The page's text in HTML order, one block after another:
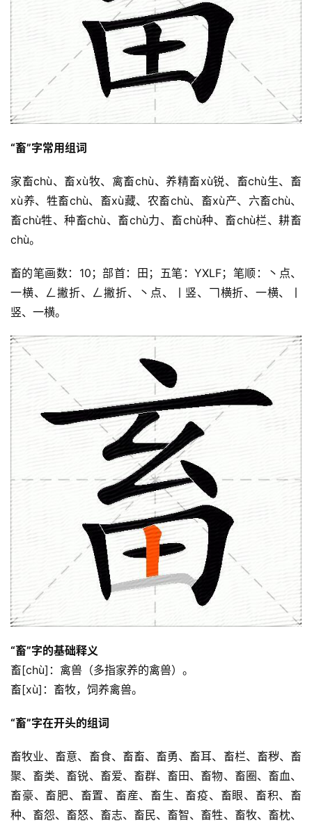
“畜”字常用组词
家畜chù、畜xù牧、禽畜chù、养精畜xù锐、畜chù生、畜
xù养、牲畜chù、畜xù藏、农畜chù、畜xù产、六畜chù、
畜chù牲、种畜chù、畜chù力、畜chù种、畜chù栏、耕畜
chù。
畜的笔画数：10；部首：田；五笔：YXLF；笔顺：丶点、
一横、ㄥ撇折、ㄥ撇折、丶点、丨竖、𠃍横折、一横、丨
竖、一横。
“畜”字的基础释义
畜[chù]：禽兽（多指家养的禽兽）。
畜[xù]：畜牧，饲养禽兽。
“畜”字在开头的组词
畜牧业、畜意、畜食、畜畜、畜勇、畜耳、畜栏、畜秽、畜
聚、畜类、畜锐、畜爱、畜群、畜田、畜物、畜圈、畜血、
畜豪、畜肥、畜置、畜産、畜生、畜疫、畜眼、畜积、畜
种、畜怨、畜怒、畜志、畜民、畜智、畜牲、畜牧、畜枕、